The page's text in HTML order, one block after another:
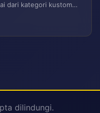
dari kategori kustom
dilindungi.